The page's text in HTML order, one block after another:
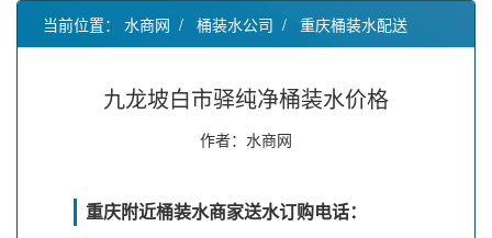
当前位置： 水商网 / 桶装水公司 / 重庆桶装水配送
九龙坡白市驿纯净桶装水价格
作者：水商网
重庆附近桶装水商家送水订购电话：